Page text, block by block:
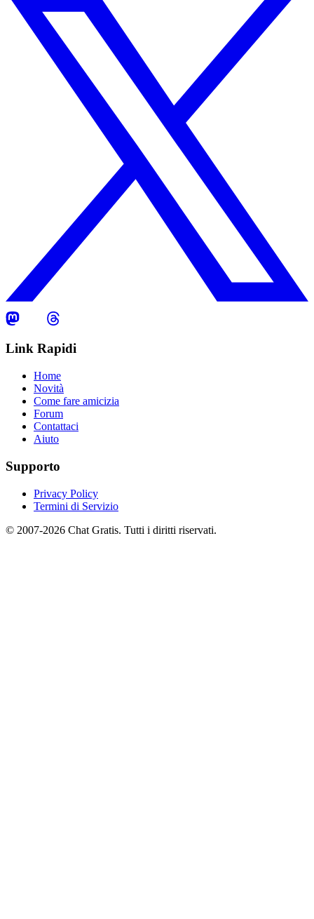
Link Rapidi
Home
Novità
Come fare amicizia
Forum
Contattaci
Aiuto
Supporto
Privacy Policy
Termini di Servizio
© 2007-2026 Chat Gratis. Tutti i diritti riservati.